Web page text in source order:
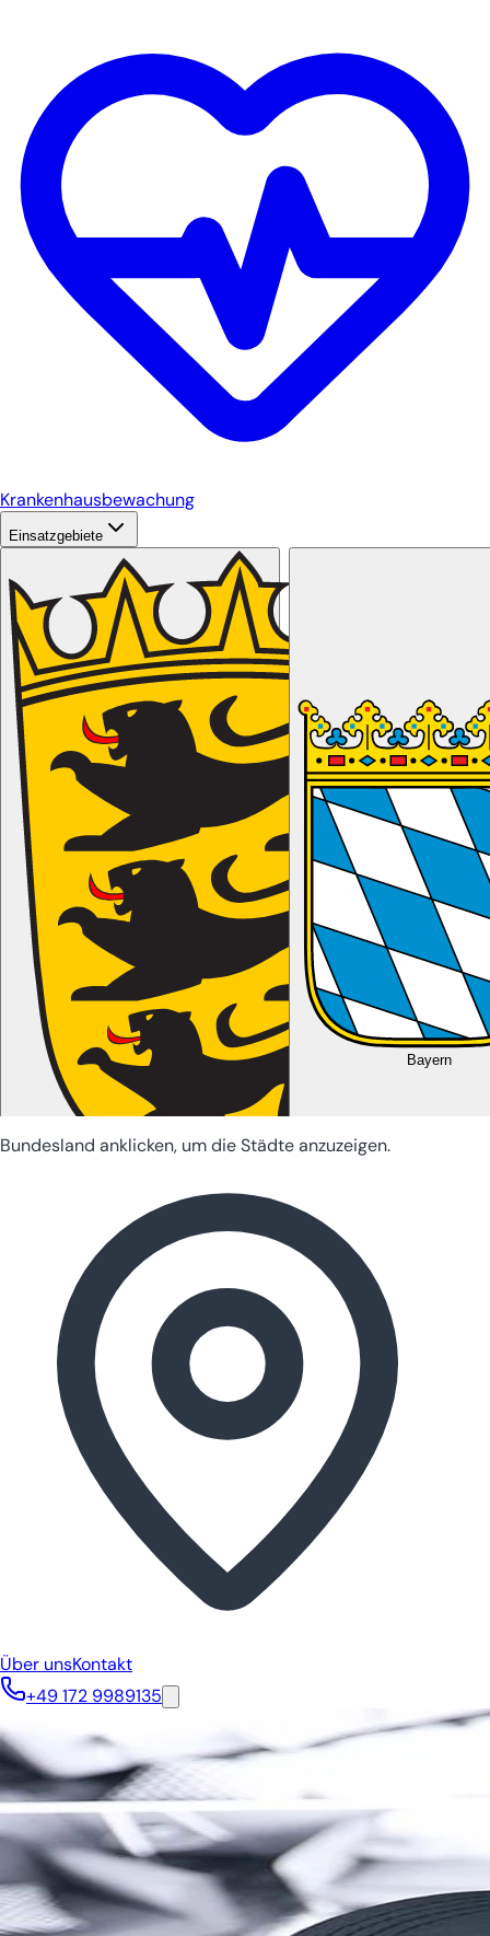
Krankenhausbewachung
Einsatzgebiete
Baden-Württemberg
Bayern
Bundesland anklicken, um die Städte anzuzeigen.
Über unsKontakt
+49 172 9989135